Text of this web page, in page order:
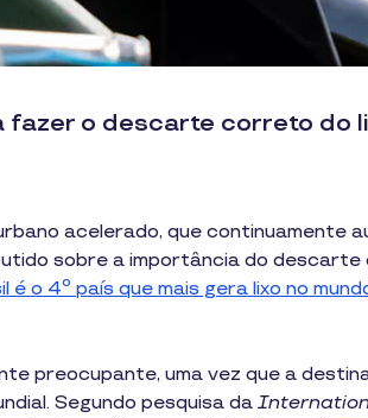
fazer o descarte correto do
acelerado, que continuamente
sobre a importância do descarte
é o 4º país que mais gera lixo no
preocupante, uma vez que a
Segundo pesquisa da